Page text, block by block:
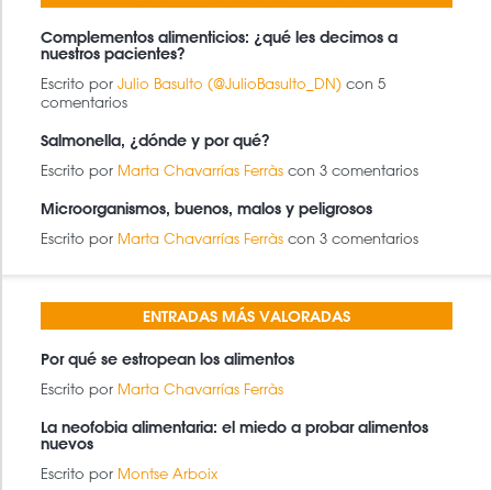
Complementos alimenticios: ¿qué les decimos a
nuestros pacientes?
Escrito por Julio Basulto (@JulioBasulto_DN) con 5
comentarios
Salmonella, ¿dónde y por qué?
Escrito por Marta Chavarrías Ferràs con 3 comentarios
Microorganismos, buenos, malos y peligrosos
Escrito por Marta Chavarrías Ferràs con 3 comentarios
ENTRADAS MÁS VALORADAS
Por qué se estropean los alimentos
Escrito por Marta Chavarrías Ferràs
La neofobia alimentaria: el miedo a probar alimentos
nuevos
Escrito por Montse Arboix